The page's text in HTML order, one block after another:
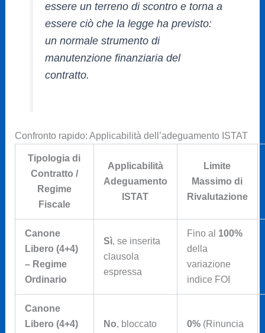
essere un terreno di scontro e torna a
essere ciò che la legge ha previsto:
un normale strumento di
manutenzione finanziaria del
contratto.
Confronto rapido: Applicabilità dell’adeguamento ISTAT
Tipologia di
Contratto /
Regime
Fiscale
Applicabilità
Adeguamento
ISTAT
Limite
Massimo di
Rivalutazione
Canone
Libero (4+4)
– Regime
Ordinario
Sì, se inserita
clausola
espressa
Fino al 100%
della
variazione
indice FOI
Canone
Libero (4+4)
No, bloccato
0%(Rinuncia